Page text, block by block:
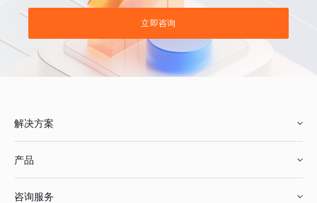
立即咨询
解决方案
产品
咨询服务